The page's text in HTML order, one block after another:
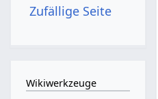
Zufällige Seite
Wikiwerkzeuge